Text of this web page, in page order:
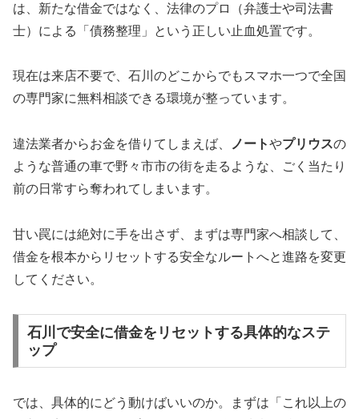
は、新たな借金ではなく、法律のプロ（弁護士や司法書
士）による「債務整理」という正しい止血処置です。
現在は来店不要で、石川のどこからでもスマホ一つで全国
の専門家に無料相談できる環境が整っています。
違法業者からお金を借りてしまえば、 ノートやプリウスの
ような普通の車で野々市市の街を走るような、ごく当たり
前の日常すら奪われてしまいます。
甘い罠には絶対に手を出さず、まずは専門家へ相談して、
借金を根本からリセットする安全なルートへと進路を変更
してください。
石川で安全に借金をリセットする具体的なステ
ップ
では、具体的にどう動けばいいのか。まずは「これ以上の